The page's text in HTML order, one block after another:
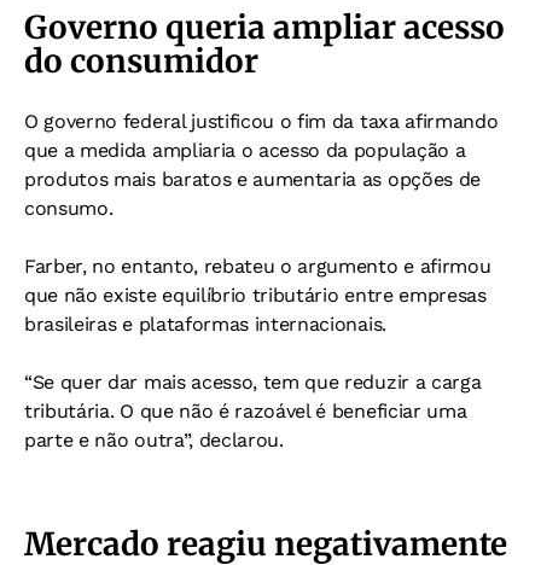
Governo queria ampliar acesso
do consumidor
O governo federal justificou o fim da taxa afirmando
que a medida ampliaria o acesso da população a
produtos mais baratos e aumentaria as opções de
consumo.
Farber, no entanto, rebateu o argumento e afirmou
que não existe equilíbrio tributário entre empresas
brasileiras e plataformas internacionais.
“Se quer dar mais acesso, tem que reduzir a carga
tributária. O que não é razoável é beneficiar uma
parte e não outra”, declarou.
Mercado reagiu negativamente